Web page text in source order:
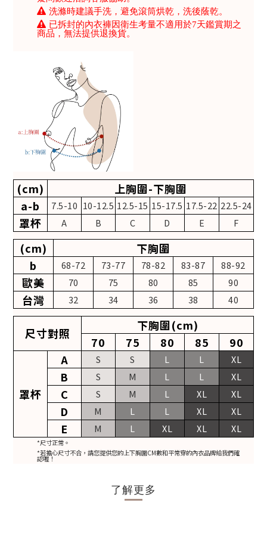
洗滌時建議手洗，避免滾筒烘乾，洗後蔭乾。
已拆封的內衣褲因衛生考量不適用於7天鑑賞期之
商品，無法提供退換貨。
(cm)
上胸圍-下胸圍
a-b
7.5-10 10-12.5 12.5-15 15-17.5 17.5-22 22.5-24
罩杯 A B C D E F
(cm)
下胸圍
b
68-72 73-77 78-82 83-87 88-92
歐美 70 75 80 85 90
台灣 32 34 36 38 40
尺寸對照
下胸圍(cm)
70
75 80 85 90
罩杯
A S S L L XL
B S M L L XL
C S M L XL XL
D M L L XL XL
E M L XL XL XL
*尺寸正常。
*若擔心尺寸不合，請您提供您的上下胸圍CM數和平常穿的內衣品牌給我們確
認喔！
了解更多